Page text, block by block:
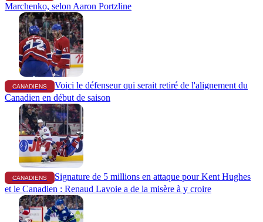
Marchenko, selon Aaron Portzline
CANADIENS
Voici le défenseur qui serait retiré de l'alignement du
Canadien en début de saison
CANADIENS
Signature de 5 millions en attaque pour Kent Hughes
et le Canadien : Renaud Lavoie a de la misère à y croire